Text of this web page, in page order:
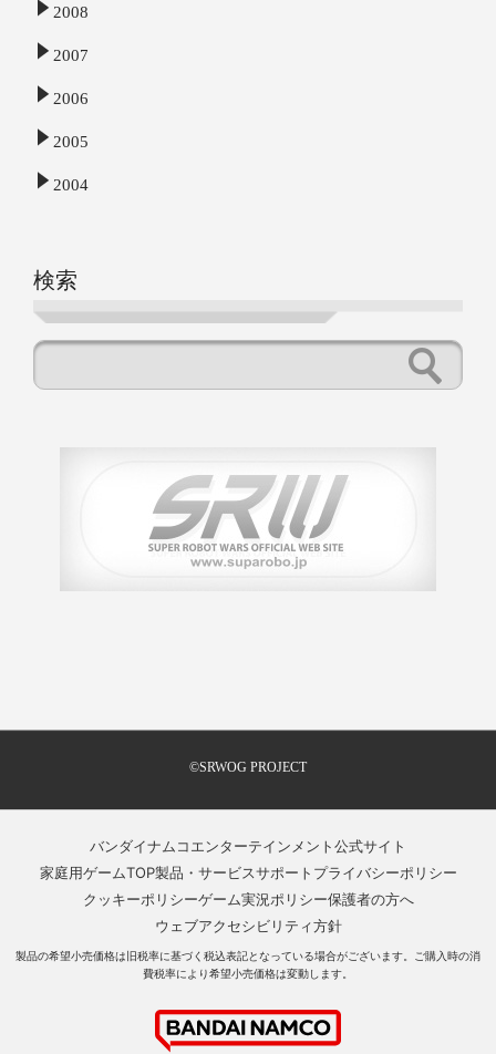
2008
2007
2006
2005
2004
検索
©SRWOG PROJECT
バンダイナムコエンターテインメント公式サイト
家庭用ゲームTOP製品・サービスサポート プライバシーポリシー
クッキーポリシーゲーム実況ポリシー保護者の方へ
ウェブアクセシビリティ方針
製品の希望小売価格は旧税率に基づく税込表記となっている場合がございます。ご購入時の消
費税率により希望小売価格は変動します。